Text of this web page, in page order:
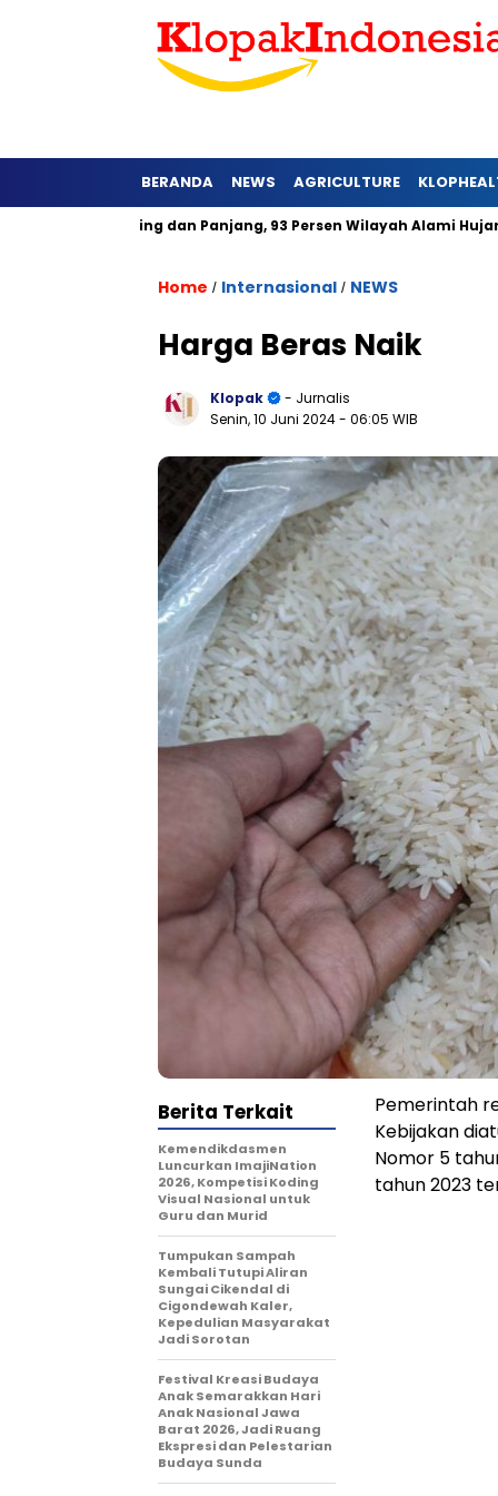
BERANDA NEWS AGRICULTURE
Kering dan Panjang, 93 Persen Wilayah Alami Hujan di
Home / Internasional / NEWS
Harga Beras Naik
Klopak
- Jurnalis
Senin, 10 Juni 2024- 06:05 WIB
Pemerintah
Kebijakan
Nomor 5
tahun 2023
Berita Terkait
Kemendikdasmen
Luncurkan ImajiNation
2026, Kompetisi Koding
Visual Nasional untuk
Guru dan Murid
Tumpukan Sampah
Kembali Tutupi Aliran
Sungai Cikendal di
Cigondewah Kaler,
Kepedulian Masyarakat
Jadi Sorotan
Festival Kreasi Budaya
Anak Semarakkan Hari
Anak Nasional Jawa
Barat 2026, Jadi Ruang
Ekspresi dan Pelestarian
Budaya Sunda